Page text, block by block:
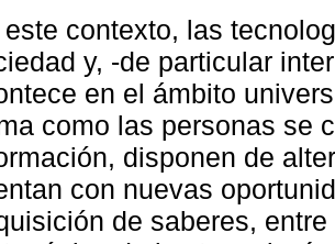
este contexto, las
y, -de particular
en el ámbito
como las personas se
disponen de
con nuevas
de saberes,